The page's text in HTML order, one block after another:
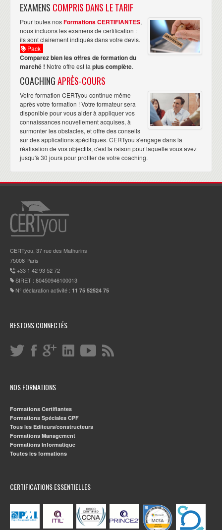
EXAMENS COMPRIS DANS LE TARIF
Pour toutes nosFormations CERTIFIANTES,
nous incluons les examens de certification :
ils sont clairement indiqués dans votre devis.
Pack
Comparez bien les offres de formation du
marché ! Notre offre est la plus complète.
COACHINGAPRÈS-COURS
Votre formation CERTyou continue même
après votre formation ! Votre formateur sera
disponible pour vous aider à appliquer vos
connaissances nouvellement acquises, à
surmonter les obstacles, et offre des conseils
sur des applications spécifiques. CERTyou s'engage dans la
réalisation de vos objectifs, c'est la raison pour laquelle vous avez
jusqu'à 30 jours pour profiter de votre coaching.
CERTyou, 37 rue des Mathurins
75008 Paris
+33 1 42 93 52 72
SIRET : 80450946100013
N° déclaration activité : 11 75 52524 75
RESTONS CONNECTÉS
NOS FORMATIONS
Formations Certifiantes
Formations Spéciales CPF
Tous les Editeurs/constructeurs
Formations Management
Formations Informatique
Toutes les formations
CERTIFICATIONS ESSENTIELLES